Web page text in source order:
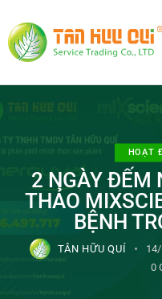
HOẠT
2 NGÀY ĐẾM
THẢO
BỆNH
TÂN HỮU QUÍ
0